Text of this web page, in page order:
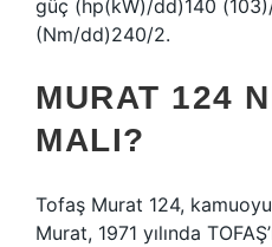
güç (hp(kW)/dd)140
(Nm/dd)240/2.
MURAT 124
MALI?
Tofaş Murat 124,
Murat, 1971 yılında